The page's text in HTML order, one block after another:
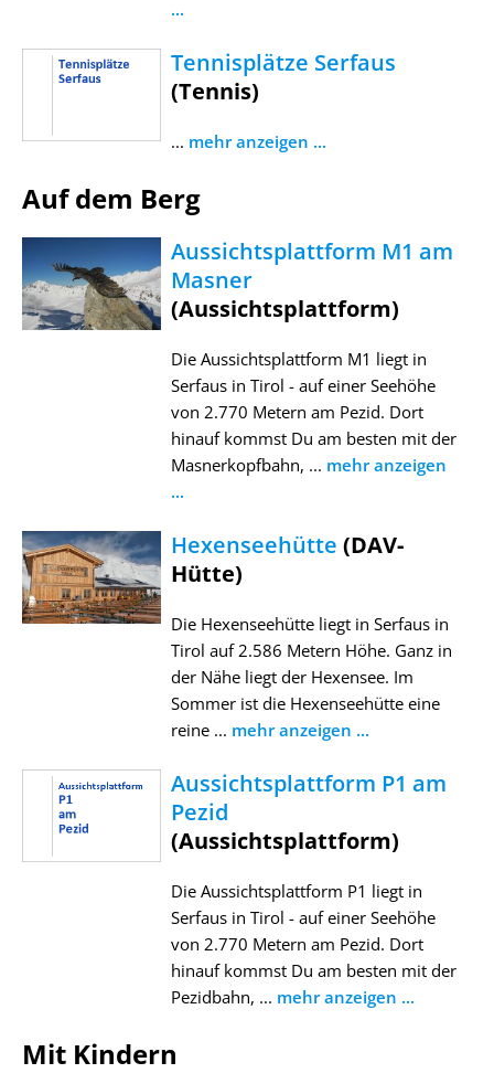
...
Tennisplätze Serfaus
(Tennis)
... mehr anzeigen ...
Auf dem Berg
Aussichtsplattform M1 am
Masner
(Aussichtsplattform)
Die Aussichtsplattform M1 liegt in
Serfaus in Tirol - auf einer Seehöhe
von 2.770 Metern am Pezid. Dort
hinauf kommst Du am besten mit der
Masnerkopfbahn, ... mehr anzeigen
...
Hexenseehütte (DAV-
Hütte)
Die Hexenseehütte liegt in Serfaus in
Tirol auf 2.586 Metern Höhe. Ganz in
der Nähe liegt der Hexensee. Im
Sommer ist die Hexenseehütte eine
reine ... mehr anzeigen ...
Aussichtsplattform P1 am
Pezid
(Aussichtsplattform)
Die Aussichtsplattform P1 liegt in
Serfaus in Tirol - auf einer Seehöhe
von 2.770 Metern am Pezid. Dort
hinauf kommst Du am besten mit der
Pezidbahn, ... mehr anzeigen ...
Mit Kindern